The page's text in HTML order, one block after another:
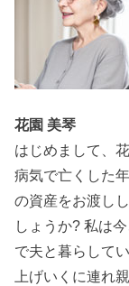
花園 美琴
はじめまして、
病気で亡くした
の資産をお渡し
しょうか? 私は
で夫と暮らして
上げいくに連れ